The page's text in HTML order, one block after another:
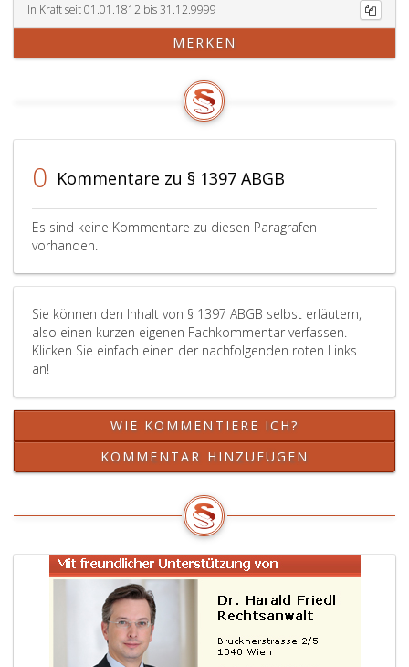
In Kraft seit 01.01.1812 bis 31.12.9999
MERKEN
0 Kommentare zu § 1397 ABGB
Es sind keine Kommentare zu diesen Paragrafen
vorhanden.
Sie können den Inhalt von § 1397 ABGB selbst erläutern,
also einen kurzen eigenen Fachkommentar verfassen.
Klicken Sie einfach einen der nachfolgenden roten Links
an!
WIE KOMMENTIERE ICH?
KOMMENTAR HINZUFÜGEN